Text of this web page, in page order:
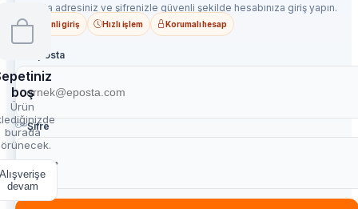
boş
Ürün
burada
Alışverişe
devam
E-posta adresiniz ve şifrenizle güvenli şekilde hesabınıza giriş yapın.
Güvenli giriş Hızlı işlem Korumalı hesap
E-posta
Şifre